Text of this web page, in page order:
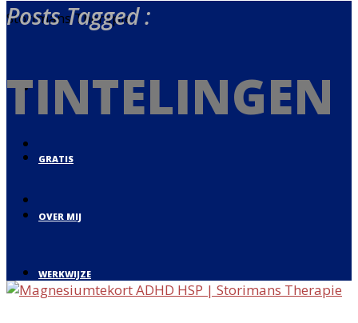
Storimans Therapie
GRATIS
OVER MIJ
WERKWIJZE
Posts Tagged :
TINTELINGEN